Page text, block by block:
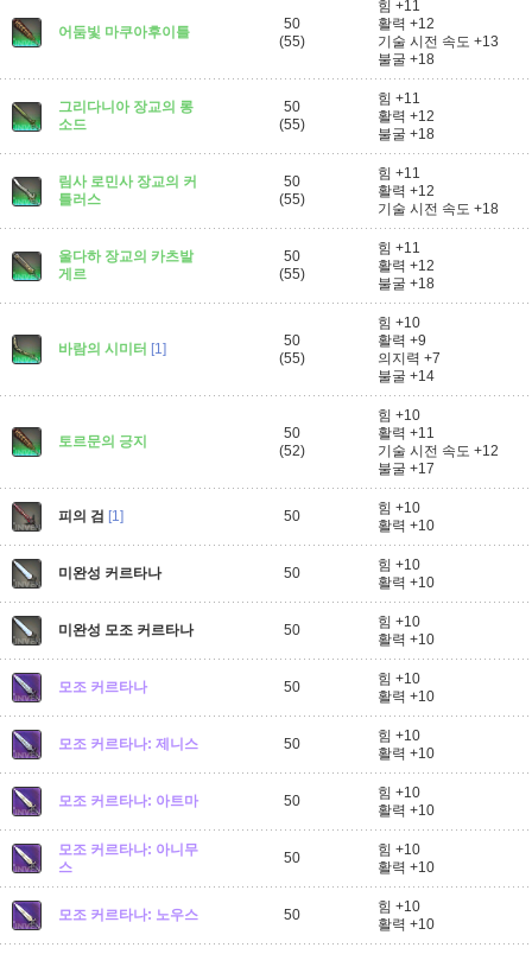
어둠빛 마쿠아후이틀
50
(55)
힘 +11
활력 +12
기술 시전 속도 +13
불굴 +18
그리다니아 장교의 롱
소드
50
(55)
힘 +11
활력 +12
불굴 +18
림사 로민사 장교의 커
틀러스
50
(55)
힘 +11
활력 +12
기술 시전 속도 +18
울다하 장교의 카츠발
게르
50
(55)
힘 +11
활력 +12
불굴 +18
바람의 시미터 [1]
50
(55)
힘 +10
활력 +9
의지력 +7
불굴 +14
토르문의 긍지
50
(52)
힘 +10
활력 +11
기술 시전 속도 +12
불굴 +17
피의 검 [1] 50
힘 +10
활력 +10
미완성 커르타나 50
힘 +10
활력 +10
미완성 모조 커르타나 50
힘 +10
활력 +10
모조 커르타나 50
힘 +10
활력 +10
모조 커르타나: 제니스 50
힘 +10
활력 +10
모조 커르타나: 아트마 50
힘 +10
활력 +10
모조 커르타나: 아니무
스
50
힘 +10
활력 +10
모조 커르타나: 노우스 50
힘 +10
활력 +10